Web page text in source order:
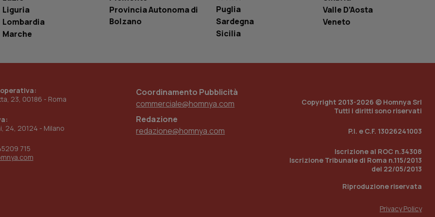
Liguria
Lombardia
Marche
Provincia Autonoma di
Bolzano
Puglia
Sardegna
Sicilia
Valle D’Aosta
Veneto
23, 00186 - Roma
24, 20124 - Milano
715
Coordinamento Pubblicità
commerciale@homnya.com
Redazione
redazione@homnya.com
Copyright 2013-2026 © Homnya Srl
Tutti i diritti sono riservati
P.I. e C.F. 13026241003
Iscrizione al ROC n.34308
Iscrizione Tribunale di Roma n.115/2013
del 22/05/2013
Riproduzione riservata
Privacy Policy
www.quotidianosanita.it
Questo cookie è impostato dall'applicazione per abilitare il
sistema di tracking solo in caso di utenti loggato con identity
provider WelfareLink.